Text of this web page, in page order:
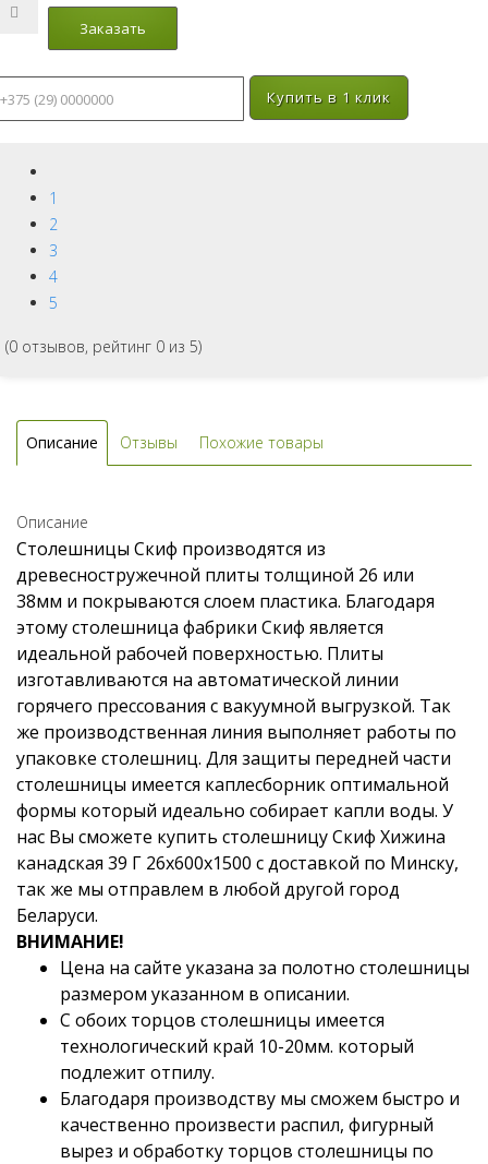
Купить в 1 клик
1
2
3
4
5
(0 отзывов, рейтинг 0 из 5)
Описание Отзывы Похожие товары
Описание
Столешницы Скиф производятся из
древесностружечной плиты толщиной 26 или
38мм и покрываются слоем пластика. Благодаря
этому столешница фабрики Скиф является
идеальной рабочей поверхностью. Плиты
изготавливаются на автоматической линии
горячего прессования с вакуумной выгрузкой. Так
же производственная линия выполняет работы по
упаковке столешниц. Для защиты передней части
столешницы имеется каплесборник оптимальной
формы который идеально собирает капли воды. У
нас Вы сможете купить столешницу Скиф Хижина
канадская 39 Г 26x600x1500 с доставкой по Минску,
так же мы отправлем в любой другой город
Беларуси.
ВНИМАНИЕ!
Цена на сайте указана за полотно столешницы
размером указанном в описании.
С обоих торцов столешницы имеется
технологический край 10-20мм. который
подлежит отпилу.
Благодаря производству мы сможем быстро и
качественно произвести распил, фигурный
вырез и обработку торцов столешницы по